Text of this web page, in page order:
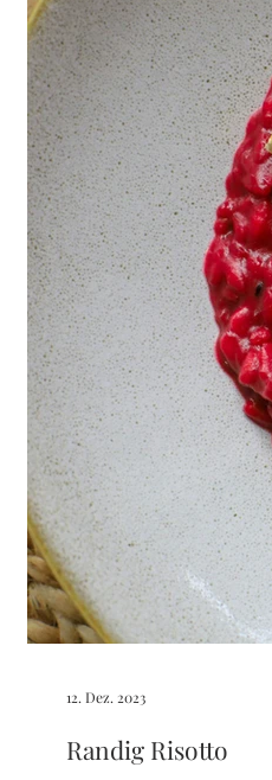
Randig Risotto
12. Dez. 2023